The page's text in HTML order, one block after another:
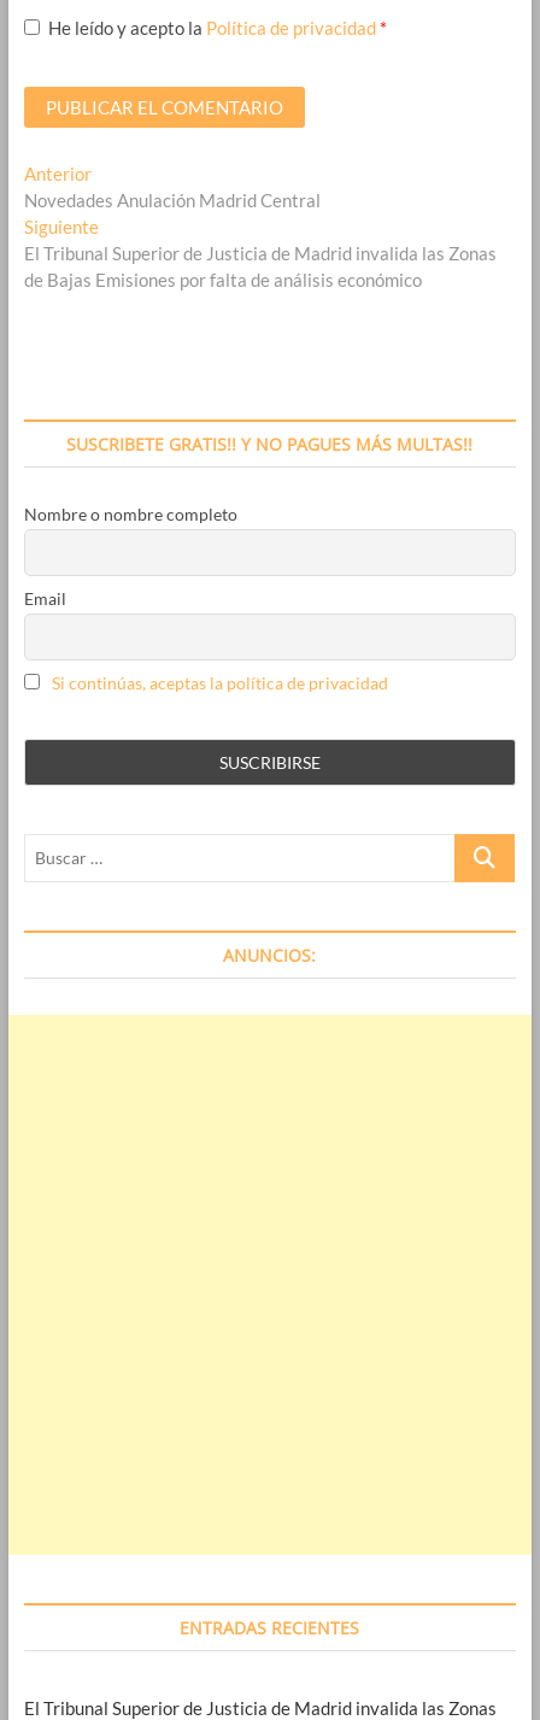
He leído y acepto la Política de privacidad *
Navegación
de
entradas
AnteriorEntrada
anterior:
Novedades Anulación Madrid Central
SiguienteEntrada
siguiente:
El Tribunal Superior de Justicia de Madrid invalida las Zonas
de Bajas Emisiones por falta de análisis económico
SUSCRIBETE GRATIS!! Y NO PAGUES MÁS MULTAS!!
Nombre o nombre completo
Email
Si continúas, aceptas la política de privacidad
Buscar
ANUNCIOS:
ENTRADAS RECIENTES
El Tribunal Superior de Justicia de Madrid invalida las Zonas